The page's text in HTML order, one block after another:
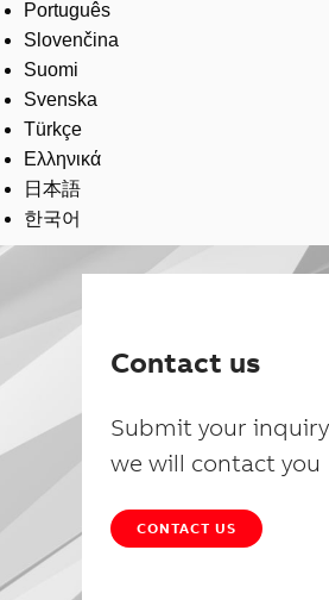
Português
Slovenčina
Suomi
Svenska
Türkçe
Ελληνικά
日本語
한국어
Contact us
Submit your
we will contact you
CONTACT US